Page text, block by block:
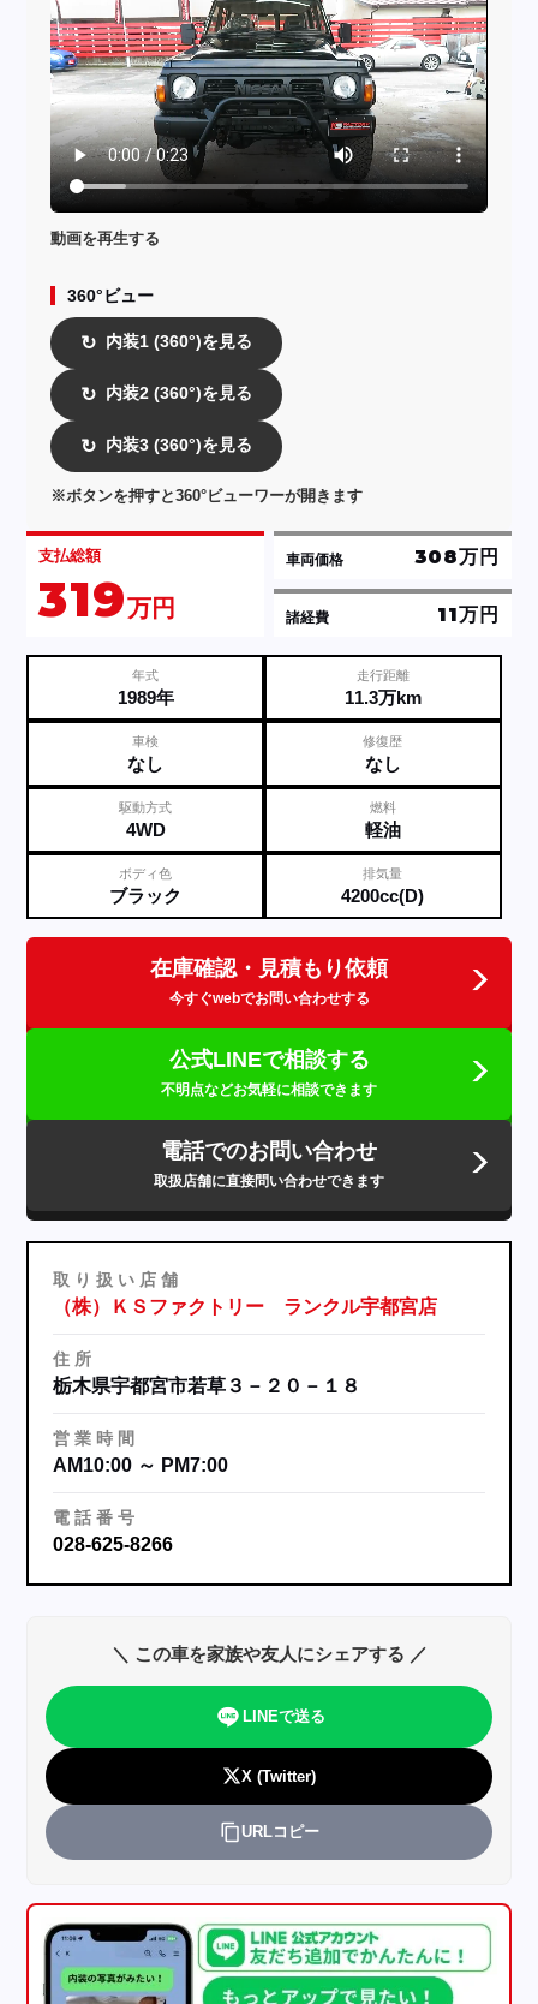
動画を再生する
360°ビュー
↻ 内装1 (360°)を見る
↻ 内装2 (360°)を見る
↻ 内装3 (360°)を見る
※ボタンを押すと360°ビューワーが開きます
支払総額
319万円 諸経費 11万円
車両価格 308万円
年式
1989年
走行距離
11.3万km
車検
なし
修復歴
なし
駆動方式
4WD
燃料
軽油
ボディ色
ブラック
排気量
4200cc(D)
在庫確認・見積もり依頼
今すぐwebでお問い合わせする
公式LINEで相談する
不明点などお気軽に相談できます
電話でのお問い合わせ
取扱店舗に直接問い合わせできます
取 り 扱 い 店 舗
（株）ＫＳファクトリー ランクル宇都宮店
住 所
栃木県宇都宮市若草３－２０－１８
営 業 時 間
AM10:00 ～ PM7:00
電 話 番 号
028-625-8266
＼ この車を家族や友人にシェアする ／
LINEで送る
X (Twitter)
URLコピー